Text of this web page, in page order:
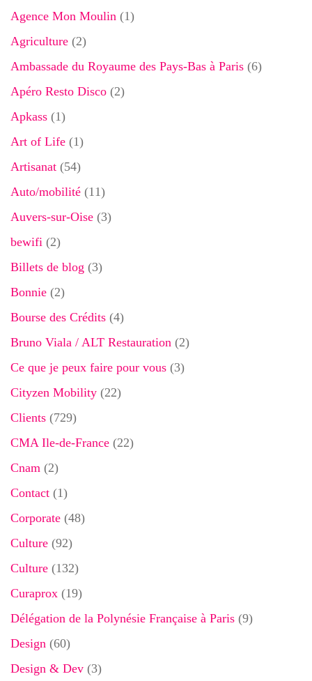
Agence Mon Moulin (1)
Agriculture (2)
Ambassade du Royaume des Pays-Bas à Paris (6)
Apéro Resto Disco (2)
Apkass (1)
Art of Life (1)
Artisanat (54)
Auto/mobilité (11)
Auvers-sur-Oise (3)
bewifi (2)
Billets de blog (3)
Bonnie (2)
Bourse des Crédits (4)
Bruno Viala / ALT Restauration (2)
Ce que je peux faire pour vous (3)
Cityzen Mobility (22)
Clients (729)
CMA Ile-de-France (22)
Cnam (2)
Contact (1)
Corporate (48)
Culture (92)
Culture (132)
Curaprox (19)
Délégation de la Polynésie Française à Paris (9)
Design (60)
Design & Dev (3)